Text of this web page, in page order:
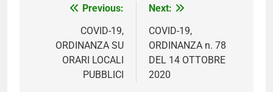
NavigazionePrevious:
COVID-19,
ORDINANZA SU
ORARI LOCALI
PUBBLICI
Next:
COVID-19,
ORDINANZA n. 78
DEL 14 OTTOBRE
2020